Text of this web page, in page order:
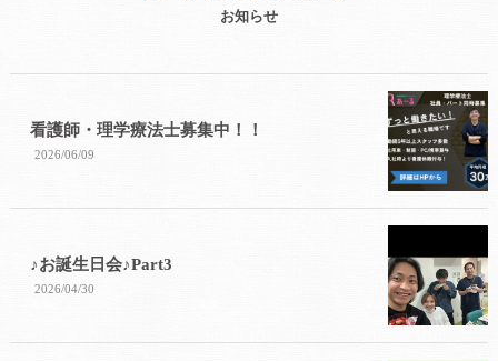
お知らせ
看護師・理学療法士募集中！！
2026/06/09
♪お誕生日会♪Part3
2026/04/30